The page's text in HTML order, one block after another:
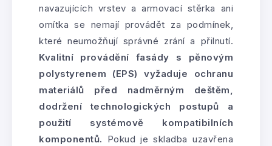
navazujících vrstev a armovací stěrka ani
omítka se nemají provádět za podmínek,
které neumožňují správné zrání a přilnutí.
Kvalitní provádění fasády s pěnovým
polystyrenem (EPS) vyžaduje ochranu
materiálů před nadměrným deštěm,
dodržení technologických postupů a
použití systémově kompatibilních
komponentů. Pokud je skladba uzavřena